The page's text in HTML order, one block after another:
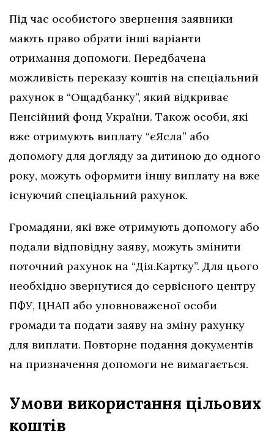
Під час особистого звернення заявники
мають право обрати інші варіанти
отримання допомоги. Передбачена
можливість переказу коштів на спеціальний
рахунок в “Ощадбанку”, який відкриває
Пенсійний фонд України. Також особи, які
вже отримують виплату “єЯсла” або
допомогу для догляду за дитиною до одного
року, можуть оформити іншу виплату на вже
існуючий спеціальний рахунок.
Громадяни, які вже отримують допомогу або
подали відповідну заяву, можуть змінити
поточний рахунок на “Дія.Картку”. Для цього
необхідно звернутися до сервісного центру
ПФУ, ЦНАП або уповноваженої особи
громади та подати заяву на зміну рахунку
для виплати. Повторне подання документів
на призначення допомоги не вимагається.
Умови використання цільових
коштів